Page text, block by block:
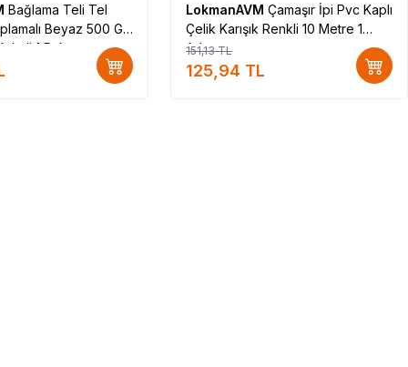
Bağlama Teli Tel
Beyaz 500 Gr
1 Paket
LokmanAVM Çamaşır İpi Pvc Kaplı
Çelik Karışık Renkli 10 Metre 1
Adet
151,13TL
125,94 TL